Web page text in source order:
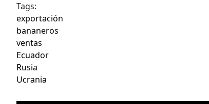
Tags:
exportación
bananeros
ventas
Ecuador
Rusia
Ucrania